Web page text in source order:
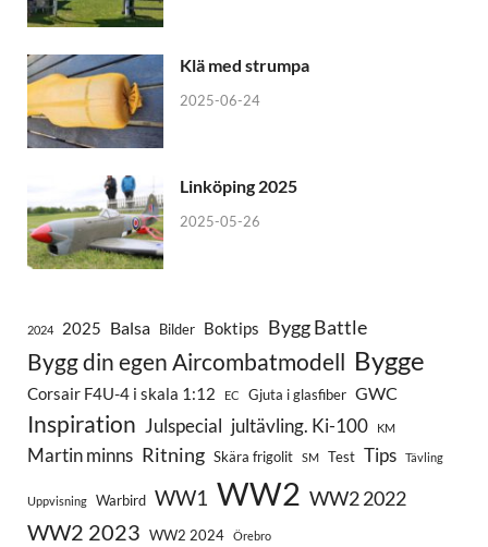
Klä med strumpa
2025-06-24
Linköping 2025
2025-05-26
2024 2025 Balsa Bilder Boktips Bygg Battle
Bygg din egen Aircombatmodell Bygge
Corsair F4U-4 i skala 1:12 EC Gjuta i glasfiber GWC
Inspiration Julspecial jultävling. Ki-100 KM
Martin minns Ritning Skära frigolit SM Test Tips Tävling
Uppvisning Warbird WW1 WW2 WW2 2022
WW2 2023 WW2 2024 Örebro